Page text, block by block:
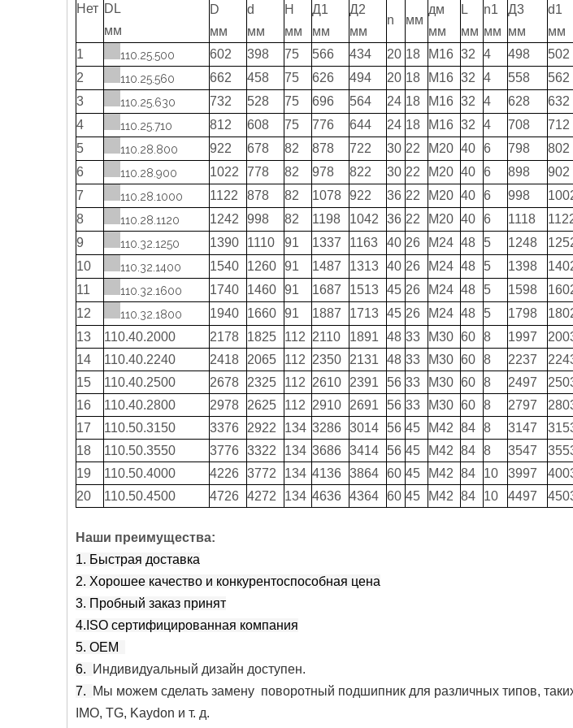
Нет DL
мм
D
мм
d
мм
H
мм
Д1
мм
Д2
мм
n мм
дм
мм
L
мм
n1
мм
Д3
мм
d1
мм
1
110.25.500 602 398 75 566 434 20 18 М16 32 4 498 502
2
110.25.560 662 458 75 626 494 20 18 М16 32 4 558 562
3
110.25.630 732 528 75 696 564 24 18 М16 32 4 628 632
4
110.25.710 812 608 75 776 644 24 18 М16 32 4 708 712
5
110.28.800 922 678 82 878 722 30 22 М20 40 6 798 802
6
110.28.900 1022 778 82 978 822 30 22 М20 40 6 898 902
7
110.28.1000 1122 878 82 1078 922 36 22 М20 40 6 998
8
110.28.1120 1242 998 82 1198 1042 36 22 М20 40 6 1118
9
110.32.1250 1390 1110 91 1337 1163 40 26 М24 48 5 1248
10
110.32.1400 1540 1260 91 1487 1313 40 26 М24 48 5 1398
11
110.32.1600 1740 1460 91 1687 1513 45 26 М24 48 5 1598
12
110.32.1800 1940 1660 91 1887 1713 45 26 М24 48 5 1798
13
110.40.2000 2178 1825 112 2110 1891 48 33 М30 60 8 1997
14
110.40.2240 2418 2065 112 2350 2131 48 33 М30 60 8 2237
15
110.40.2500 2678 2325 112 2610 2391 56 33 М30 60 8 2497
16
110.40.2800 2978 2625 112 2910 2691 56 33 М30 60 8 2797
17
110.50.3150 3376 2922 134 3286 3014 56 45 М42 84 8 3147
18
110.50.3550 3776 3322 134 3686 3414 56 45 М42 84 8 3547
19
110.50.4000 4226 3772 134 4136 3864 60 45 М42 84 10 3997
20
110.50.4500 4726 4272 134 4636 4364 60 45 М42 84 10 4497
Наши преимущества:
1. Быстрая доставка
2. Хорошее качество и конкурентоспособная цена
3. Пробный заказ принят
4.ISO сертифицированная компания
5. OEM
6.
Индивидуальный дизайн доступен.
7.
Мы можем сделать замену поворотный подшипник для различных типов,
IMO, TG, Kaydon и т. д.